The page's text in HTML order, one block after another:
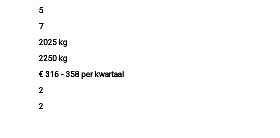
5
7
2025 kg
2250 kg
€ 316 - 358 per kwartaal
2
2